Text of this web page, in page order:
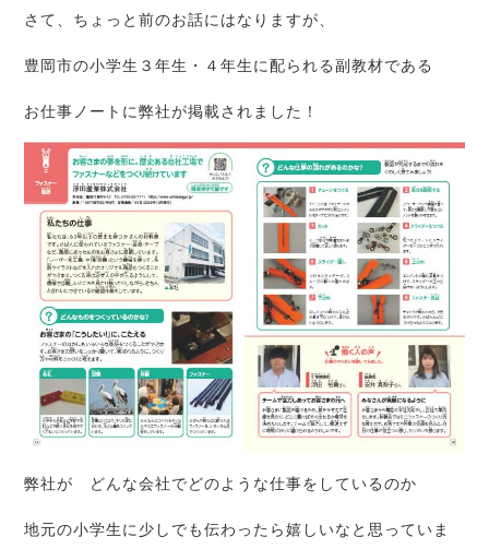
さて、ちょっと前のお話にはなりますが、
豊岡市の小学生３年生・４年生に配られる副教材である
お仕事ノートに弊社が掲載されました！
弊社が どんな会社でどのような仕事をしているのか
地元の小学生に少しでも伝わったら嬉しいなと思っていま